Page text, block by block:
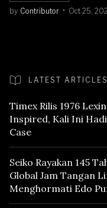
by Contributor Oct 25,
LATEST ARTICLES
Timex Rilis 1976
Inspired, Kali Ini
Case
Seiko Rayakan 145
Global Jam Tangan
Menghormati Edo
Mencerminkan